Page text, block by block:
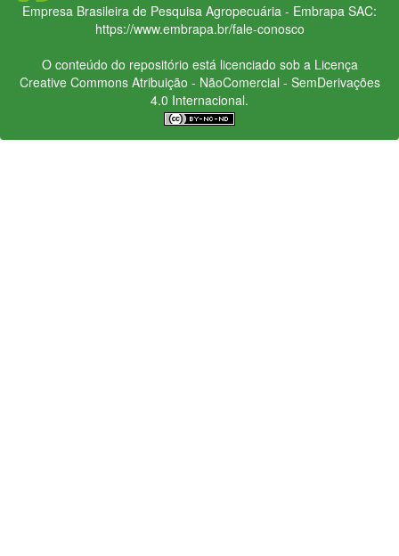
Empresa Brasileira de Pesquisa Agropecuária - Embrapa SAC:
https://www.embrapa.br/fale-conosco
O conteúdo do repositório está licenciado sob a Licença
Creative CommonsAtribuição - NãoComercial - SemDerivações
4.0 Internacional.